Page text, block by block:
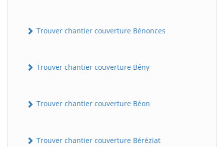
Trouver chantier couverture Bénonces
Trouver chantier couverture Bény
Trouver chantier couverture Béon
Trouver chantier couverture Béréziat